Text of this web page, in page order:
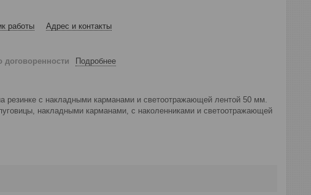
работы Адрес и контакты
договоренности Подробнее
резинке с накладными карманами и светоотражающей лентой 50 мм.
накладными карманами, с наколенниками и светоотражающей